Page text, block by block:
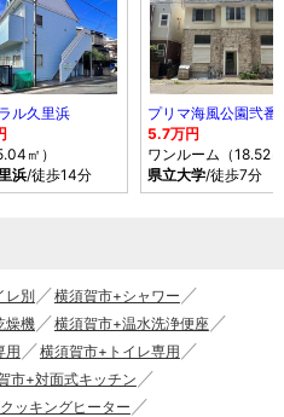
4丁目 バス乗車時間15分 停歩4分
ル久里浜
㎡）
浜/徒歩14分
プリマ海風公園弐番
5.7万円
ワンルーム（18.52
県立大学/徒歩7分
レ別
横須賀市+シャワー
燥機
横須賀市+温水洗浄便座
用
横須賀市+トイレ専用
市+対面式キッチン
ッキングヒーター